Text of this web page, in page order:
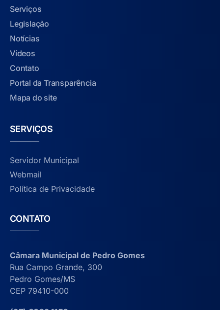
Serviços
Legislação
Notícias
Vídeos
Contato
Portal da Transparência
Mapa do site
SERVIÇOS
Servidor Municipal
Webmail
Política de Privacidade
CONTATO
Câmara Municipal de Pedro Gomes
Rua Campo Grande, 300
Pedro Gomes/MS
CEP 79410-000